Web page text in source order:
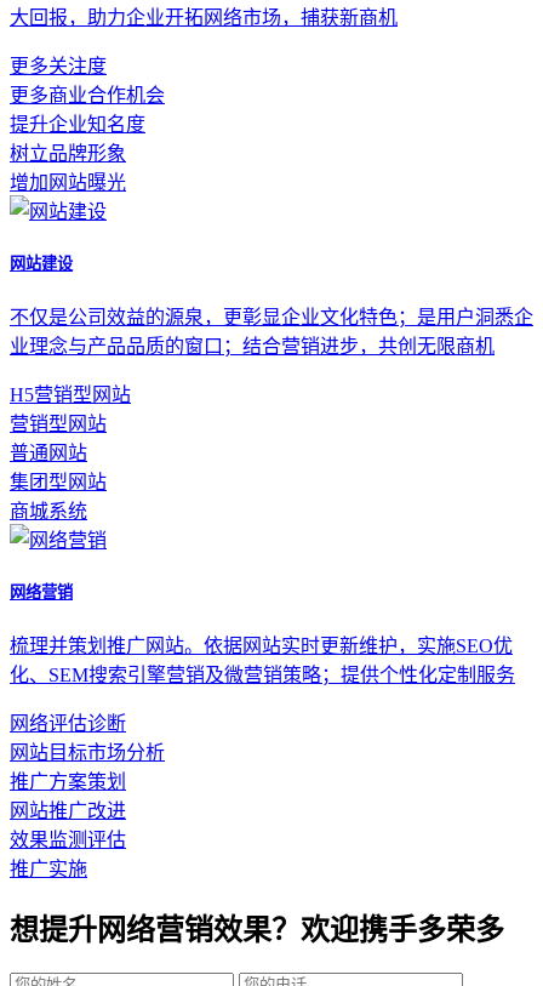
大回报，助力企业开拓网络市场，捕获新商机
更多关注度
更多商业合作机会
提升企业知名度
树立品牌形象
增加网站曝光
网站建设
不仅是公司效益的源泉，更彰显企业文化特色；是用户洞悉企
业理念与产品品质的窗口；结合营销进步，共创无限商机
H5营销型网站
营销型网站
普通网站
集团型网站
商城系统
网络营销
梳理并策划推广网站。依据网站实时更新维护，实施SEO优
化、SEM搜索引擎营销及微营销策略；提供个性化定制服务
网络评估诊断
网站目标市场分析
推广方案策划
网站推广改进
效果监测评估
推广实施
想提升网络营销效果？欢迎携手多荣多